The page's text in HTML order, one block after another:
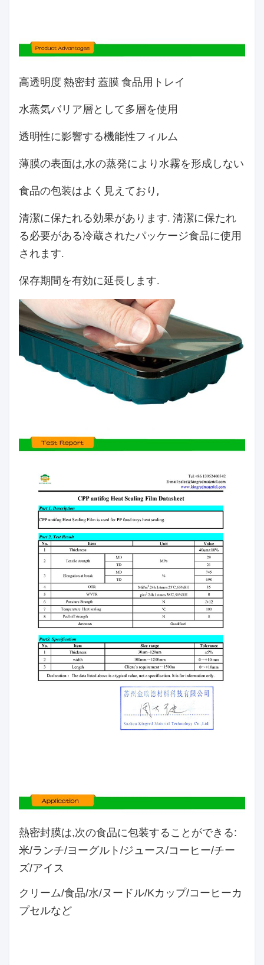
高透明度 熱密封 蓋膜 食品用トレイ
水蒸気バリア層として多層を使用
透明性に影響する機能性フィルム
薄膜の表面は,水の蒸発により水霧を形成しない
食品の包装はよく見えており,
清潔に保たれる効果があります. 清潔に保たれ
る必要がある冷蔵されたパッケージ食品に使用
されます.
保存期間を有効に延長します.
熱密封膜は,次の食品に包装することができる:
米/ランチ/ヨーグルト/ジュース/コーヒー/チー
ズ/アイス
クリーム/食品/水/ヌードル/Kカップ/コーヒーカ
プセルなど